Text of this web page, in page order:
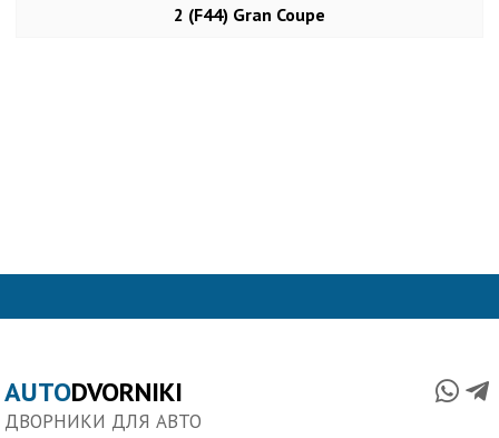
2 (F44) Gran Coupe
AUTODVORNIKI
ДВОРНИКИ ДЛЯ АВТО